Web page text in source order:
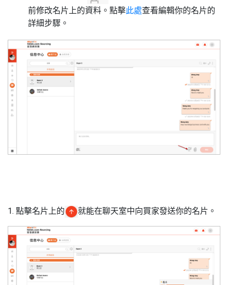
前修改名片上的資料。點擊此處查看編輯你的名片的
詳細步驟。
1. 點擊名片上的 就能在聊天室中向買家發送你的名片。